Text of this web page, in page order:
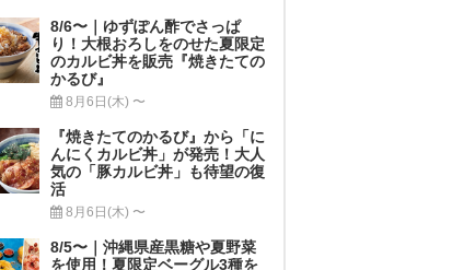
8/6〜｜ゆずぽん酢でさっぱ
り！大根おろしをのせた夏限定
のカルビ丼を販売『焼きたての
かるび』
8月6日(木) 〜
『焼きたてのかるび』から「に
んにくカルビ丼」が発売！大人
気の「豚カルビ丼」も待望の復
活
8月6日(木) 〜
8/5〜｜沖縄県産黒糖や夏野菜
を使用！夏限定ベーグル3種を